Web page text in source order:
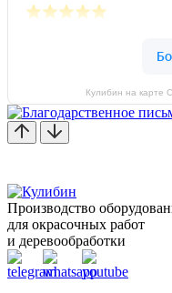
Кулибин на карте
Производство
для окрасочных работ
и деревообработки